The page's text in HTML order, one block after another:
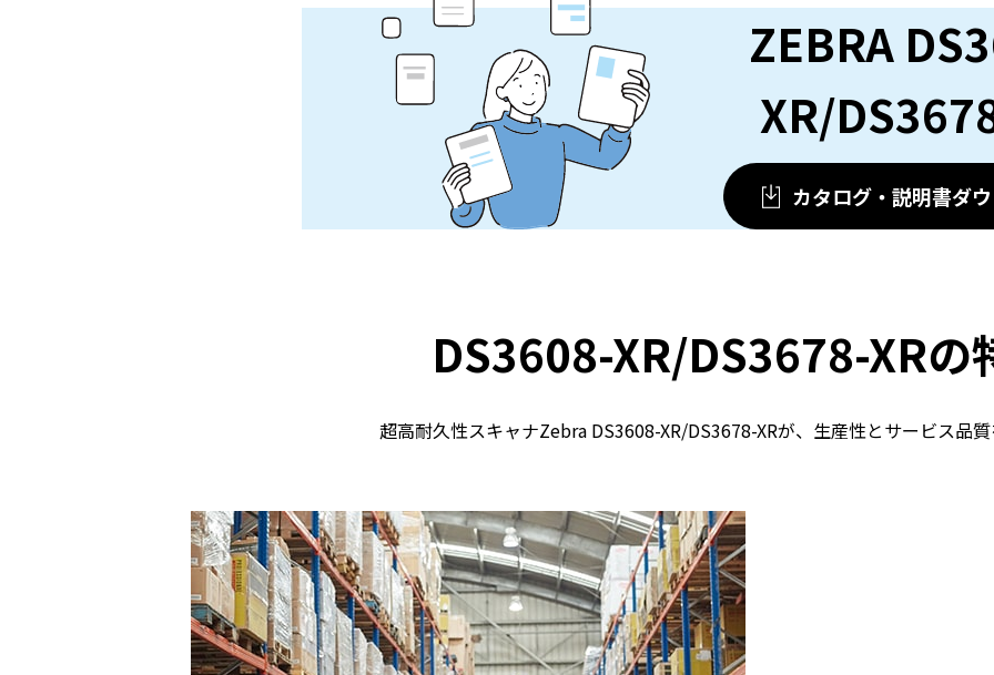
ZEBRA
XR/
カタログ・説明書ダ
DS3608-XR/DS3678-XRの
超高耐久性スキャナZebra DS3608-XR/DS3678-XRが、生産性とサービス品